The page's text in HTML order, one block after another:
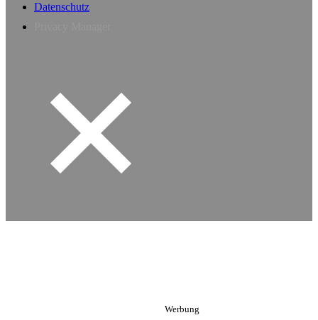
Datenschutz